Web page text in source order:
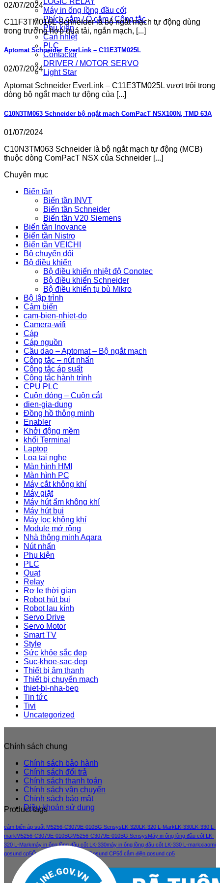
Máy in ống lồng đầu cốt
Phích cắm / Ổ cắm / Công tắc
Phụ kiện
Can nhiệt
PLC
Contactor
DRIVER / MOTOR SERVO
Light Star
02/07/2024
C11F3TM016L Schneider là bộ ngắt mạch tự động dùng
trong trường hợp quá tải, ngắn mạch, [...]
Aptomat Schneider EverLink – C11E3TM025L
02/07/2024
Aptomat Schneider EverLink – C11E3TM025L vượt trội trong
dòng bộ ngắt mạch tự động của [...]
C10N3TM063 Schneider bộ ngắt mạch ComPacT NSX100N, TMD 63A
01/07/2024
C10N3TM063 Schneider là bộ ngắt mạch tự động (MCB)
thuộc dòng ComPacT NSX của Schneider [...]
Chuyên mục
Biến tần
Biến tần INVT
Biến tần Schneider
Biến tần V20 Siemens
Biến tần Inovance
Biến tần Nistro
Biến tần VEICHI
Bộ chuyển đổi
Bộ điều khiển
Bộ điều khiển nhiệt độ Conotec
Bộ điều khiển Schneider
Bộ điều khiển tụ bù Mikro
Bộ lập trình
Cảm biến
cam-bien-nhiet-do
Camera-wifi
Cáp
Cáp nguồn
Cầu dao – Aptomat – Bộ ngắt mạch
Công tắc – nút nhấn
Công tắc áp suất
Công tắc hành trình
CPU PLC
Cuộn đóng – Cuộn cắt
dien-gia-dung
Đồng hồ thông minh
Enabler
Khởi động mềm
khối Terminal
Laptop
Loa tai nghe
Màn hình HMI
Màn hình PC
Máy cắt không khí
Máy giặt
Máy hút ẩm không khí
Máy hút bụi
Máy lọc không khí
Module mở rộng
Nhà thông minh Aqara
Nút nhấn
Phụ kiện
PLC
Quạt
Relay
Rơ le thời gian
Robot hút bụi
Robot lau kính
Servo Drive
Servo Motor
Smart TV
Style
Sức khỏe sắc đẹp
Suc-khoe-sac-dep
Thiết bị âm thanh
Thiết bị chuyển mạch
thiet-bi-nha-bep
Tin tức
Tivi
Uncategorized
Chính sách chung
Chính sách bảo hành
Chính sách đổi trả
Chính sách thanh toán
Chính sách vận chuyển
Chính sách bảo mật
Điều khoản sử dung
Product tags
cảm biến áp suất M5256-C3079E-010BG SensysLK-320LK-320 L-MarkLK-330LK-330 L-
markM5256-C3079E-010BGM5256-C3079E-010BG SensysMáy in ống lồng đầu cốt LK-
320 L-Markmáy in ống lồng đầu cốt LK-330máy in ống lồng đầu cốt LK-330 L-markxiaomi
gosund cp5Ổ cắm điện thông minh Gosund CP5ổ cắm điện gosund cp5